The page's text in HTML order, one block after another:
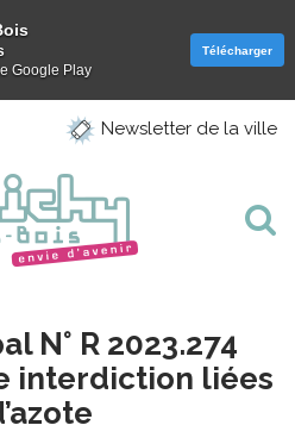
Newsletter de la ville
N° R 2023.274
interdiction liées
Google Play
Télécharger